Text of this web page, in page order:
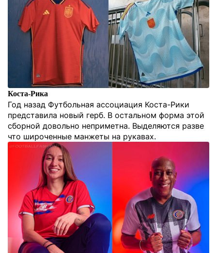
Коста-Рика
Год назад Футбольная ассоциация Коста-Рики
представила новый герб. В остальном форма этой
сборной довольно неприметна. Выделяются разве
что широченные манжеты на рукавах.